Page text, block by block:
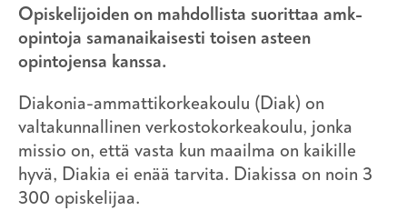
Opiskelijoiden on mahdollista suorittaa amk-
opintoja samanaikaisesti toisen asteen
opintojensa kanssa.
Diakonia-ammattikorkeakoulu (Diak) on
valtakunnallinen verkostokorkeakoulu, jonka
missio on, että vasta kun maailma on kaikille
hyvä, Diakia ei enää tarvita. Diakissa on noin 3
300 opiskelijaa.